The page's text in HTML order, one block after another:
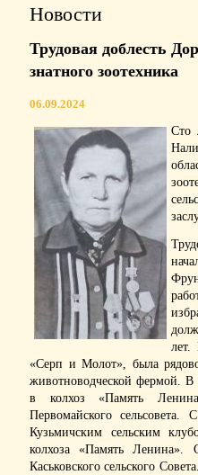
Новости
Трудовая доблесть
знатного зоотехника
06.09.2024
Сто
лет.
«Серп и Молот», была
животноводческой фермой.
в колхоз «Память
Первомайского
Кузьмичским сельским
колхоза «Память
Каськовского сельского